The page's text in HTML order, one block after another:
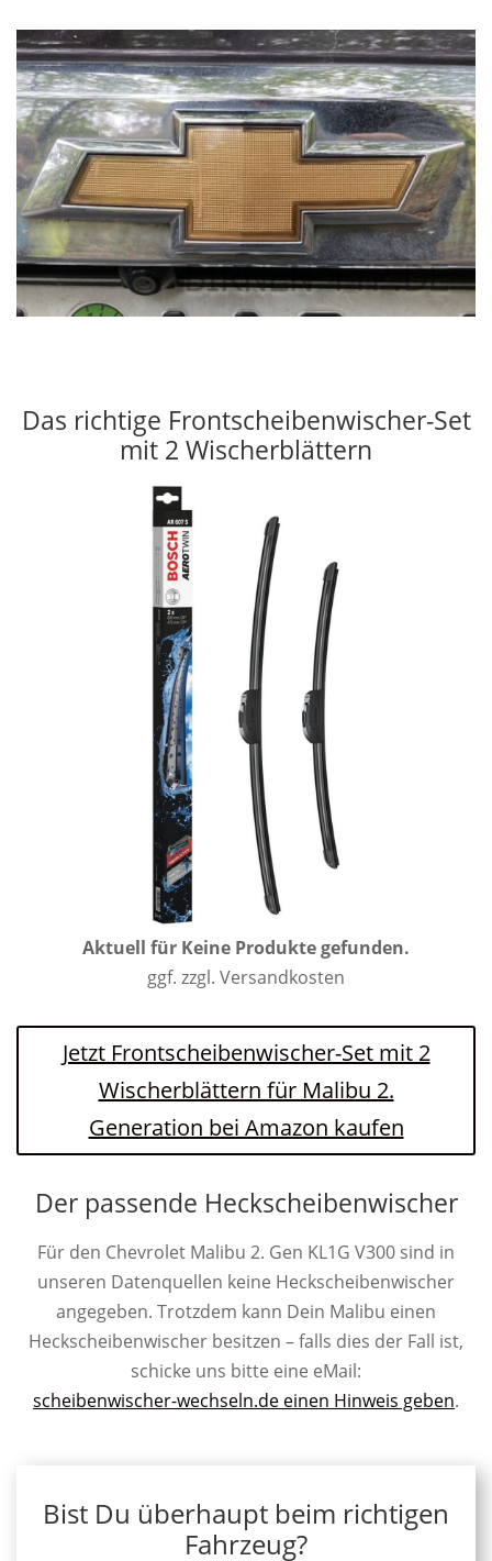
Das richtige Frontscheibenwischer-Set
mit 2 Wischerblättern
Aktuell für Keine Produkte gefunden.
ggf. zzgl. Versandkosten
Jetzt Frontscheibenwischer-Set mit 2
Wischerblättern für Malibu 2.
Generation bei Amazon kaufen
Der passende Heckscheibenwischer
Für den Chevrolet Malibu 2. Gen KL1G V300 sind in
unseren Datenquellen keine Heckscheibenwischer
angegeben. Trotzdem kann Dein Malibu einen
Heckscheibenwischer besitzen – falls dies der Fall ist,
schicke uns bitte eine eMail:
scheibenwischer-wechseln.de einen Hinweis geben.
Bist Du überhaupt beim richtigen
Fahrzeug?